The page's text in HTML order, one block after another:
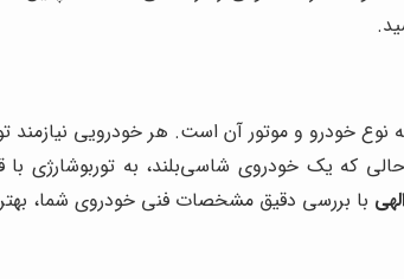
به نوع خودرو و موتور آن است. هر خودرویی
حالی که یک خودروی شاسی‌بلند، به توربوشارژی
با بررسی دقیق مشخصات فنی خودروی شما،